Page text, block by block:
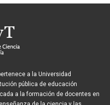
a la Universidad
pública de educación
a la formación de docentes en